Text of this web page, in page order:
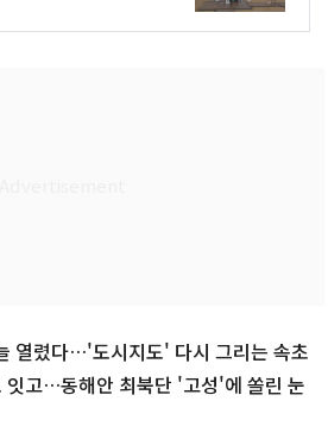
열렸다…'도시지도' 다시 그리는 속초
잇고…동해안 최북단 '고성'에 쏠린 눈